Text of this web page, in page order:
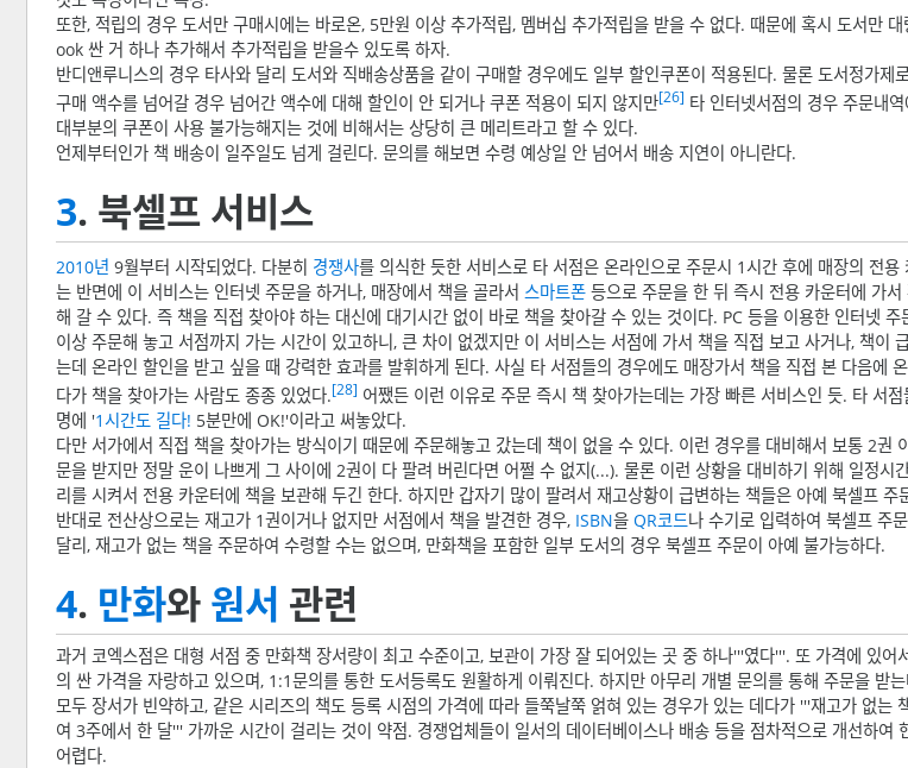
또한, 적립의 경우 도서만 구매시에는 바로온, 5만원 이상 추가적립, 멤버십 추가적립을 받을 수 없다. 때문에 혹시 도서만
ook 싼 거 하나 추가해서 추가적립을 받을수 있도록 하자.
반디앤루니스의 경우 타사와 달리 도서와 직배송상품을 같이 구매할 경우에도 일부 할인쿠폰이 적용된다. 물론 도서정가제
구매 액수를 넘어갈 경우 넘어간 액수에 대해 할인이 안 되거나 쿠폰 적용이 되지 않지만[26] 타 인터넷서점의 경우 주문내
대부분의 쿠폰이 사용 불가능해지는 것에 비해서는 상당히 큰 메리트라고 할 수 있다.
언제부터인가 책 배송이 일주일도 넘게 걸린다. 문의를 해보면 수령 예상일 안 넘어서 배송 지연이 아니란다.
3. 북셀프 서비스
2010년 9월부터 시작되었다. 다분히 경쟁사를 의식한 듯한 서비스로 타 서점은 온라인으로 주문시 1시간 후에 매장의 전용
는 반면에 이 서비스는 인터넷 주문을 하거나, 매장에서 책을 골라서 스마트폰 등으로 주문을 한 뒤 즉시 전용 카운터에 가
해 갈 수 있다. 즉 책을 직접 찾아야 하는 대신에 대기시간 없이 바로 책을 찾아갈 수 있는 것이다. PC 등을 이용한 인터넷
이상 주문해 놓고 서점까지 가는 시간이 있고하니, 큰 차이 없겠지만 이 서비스는 서점에 가서 책을 직접 보고 사거나, 책이
는데 온라인 할인을 받고 싶을 때 강력한 효과를 발휘하게 된다. 사실 타 서점들의 경우에도 매장가서 책을 직접 본 다음에
다가 책을 찾아가는 사람도 종종 있었다.[28] 어쨌든 이런 이유로 주문 즉시 책 찾아가는데는 가장 빠른 서비스인 듯. 타 서
명에 '1시간도 길다! 5분만에 OK!'이라고 써놓았다.
다만 서가에서 직접 책을 찾아가는 방식이기 때문에 주문해놓고 갔는데 책이 없을 수 있다. 이런 경우를 대비해서 보통 2권
문을 받지만 정말 운이 나쁘게 그 사이에 2권이 다 팔려 버린다면 어쩔 수 없지(...). 물론 이런 상황을 대비하기 위해 일정시
리를 시켜서 전용 카운터에 책을 보관해 두긴 한다. 하지만 갑자기 많이 팔려서 재고상황이 급변하는 책들은 아예 북셀프 주
반대로 전산상으로는 재고가 1권이거나 없지만 서점에서 책을 발견한 경우, ISBN을 QR코드나 수기로 입력하여 북셀프 주
달리, 재고가 없는 책을 주문하여 수령할 수는 없으며, 만화책을 포함한 일부 도서의 경우 북셀프 주문이 아예 불가능하다.
4. 만화와 원서 관련
과거 코엑스점은 대형 서점 중 만화책 장서량이 최고 수준이고, 보관이 가장 잘 되어있는 곳 중 하나'''였다'''. 또 가격에 있어
의 싼 가격을 자랑하고 있으며, 1:1문의를 통한 도서등록도 원활하게 이뤄진다. 하지만 아무리 개별 문의를 통해 주문을 받
모두 장서가 빈약하고, 같은 시리즈의 책도 등록 시점의 가격에 따라 들쭉날쭉 얽혀 있는 경우가 있는 데다가 '''재고가 없는
여 3주에서 한 달''' 가까운 시간이 걸리는 것이 약점. 경쟁업체들이 일서의 데이터베이스나 배송 등을 점차적으로 개선하여
어렵다.